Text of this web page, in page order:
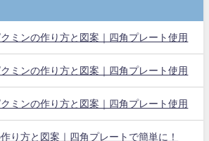
ミンの作り方と図案｜四角プレート使用
ミンの作り方と図案｜四角プレート使用
ミンの作り方と図案｜四角プレート使用
り方と図案｜四角プレートで簡単に！